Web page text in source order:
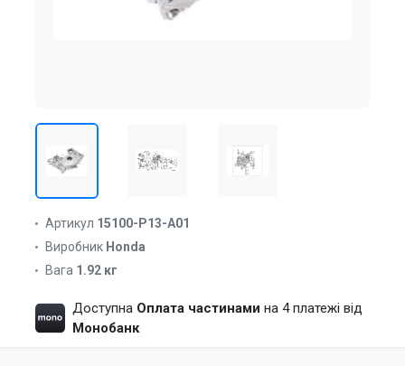
Артикул 15100-P13-A01
Виробник Honda
Вага 1.92 кг
Доступна Оплата частинами на 4 платежі від
Монобанк